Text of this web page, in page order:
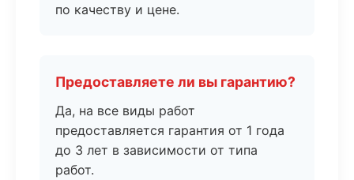
по качеству и цене.
Предоставляете ли вы гарантию?
Да, на все виды работ
предоставляется гарантия от 1 года
до 3 лет в зависимости от типа
работ.